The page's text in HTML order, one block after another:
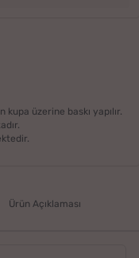
üzerine baskı yapılır.
Ürün Açıklaması